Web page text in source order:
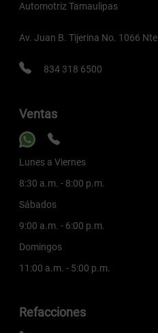
Automotriz Tamaulipas
Av. Juan B. Tijerina No. 1066
834 318 6500
Ventas
Lunes a Viernes
8:30 a.m. - 8:00 p.m.
Sábados
9:00 a.m. - 6:00 p.m.
Domingos
11:00 a.m. - 5:00 p.m.
Refacciones